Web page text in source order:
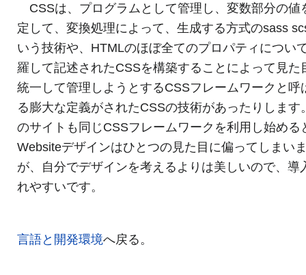
CSSは、プログラムとして管理し、変数部分の値
定して、変換処理によって、生成する方式のsass
いう技術や、HTMLのほぼ全てのプロパティについ
羅して記述されたCSSを構築することによって見た
統一して管理しようとするCSSフレームワークと呼
る膨大な定義がされたCSSの技術があったりします
のサイトも同じCSSフレームワークを利用し始める
Websiteデザインはひとつの見た目に偏ってしまい
が、自分でデザインを考えるよりは美しいので、導
れやすいです。
言語と開発環境へ戻る。